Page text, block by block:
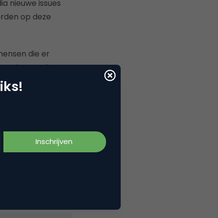
nieuwe issues
op deze
die er
mijn enquête
afgerond zal ik